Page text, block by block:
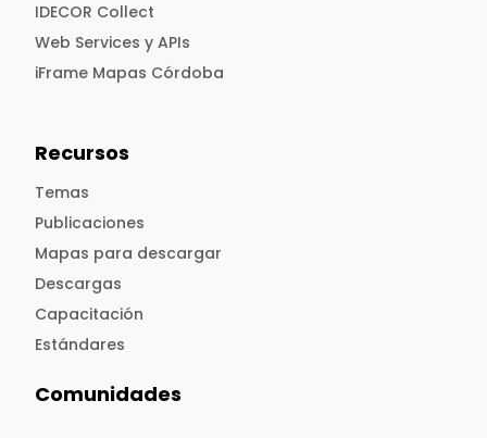
IDECOR Collect
Web Services y APIs
iFrame Mapas Córdoba
Recursos
Temas
Publicaciones
Mapas para descargar
Descargas
Capacitación
Estándares
Comunidades